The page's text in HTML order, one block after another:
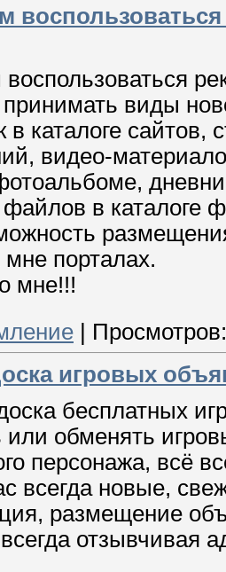
виды
каталоге сайтов,
видео-
файлов в каталоге
порталах.
мне!!!
Просмотров:
игровых
бесплатных
или обменять
персонажа, всё
всегда новые,
размещение
отзывчивая